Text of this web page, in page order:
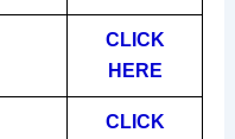
CLICK
HERE
CLICK